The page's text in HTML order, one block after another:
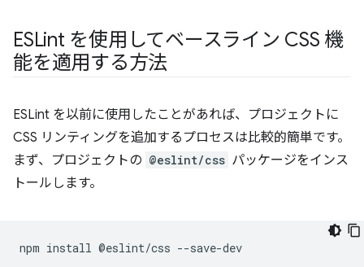
ESLint を使用してベースライン CSS 機
能を適用する方法
ESLint を以前に使用したことがあれば、プロジェクトに
CSS リンティングを追加するプロセスは比較的簡単です。
まず、プロジェクトの @eslint/css パッケージをインス
トールします。